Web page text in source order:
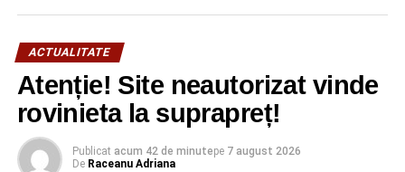
DANIEL CRISTIAN STAN
FEATURED PIAŢĂ TÂRGOVIŞTE
URMATOAREA
Polițiștii, cu ochii pe târgurile de sezon
NU RATAȚI
Comuna Moțăieni, în carantină începând cu 8
ACTUALITATE
Atenție! Site neautorizat vinde
rovinieta la suprapreț!
Publicat acum 42 de minutepe 7 august 2026
De Raceanu Adriana